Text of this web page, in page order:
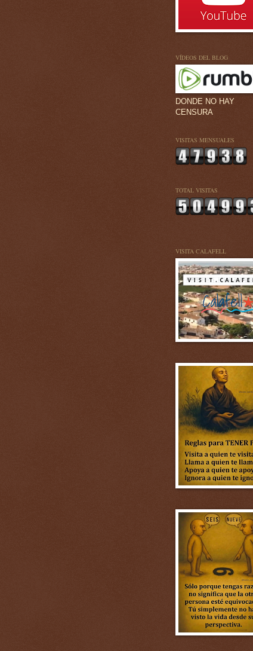
VÍDEOS DEL BLOG
DONDE NO HAY
CENSURA
VISITAS MENSUALES
TOTAL VISITAS
VISITA CALAFELL